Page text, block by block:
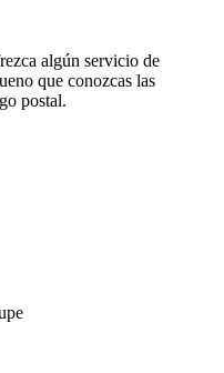
algún servicio de
que conozcas las
postal.